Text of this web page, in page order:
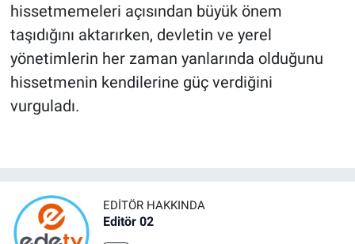
hissetmemeleri açısından büyük önem
taşıdığını aktarırken, devletin ve yerel
yönetimlerin her zaman yanlarında olduğunu
hissetmenin kendilerine güç verdiğini
vurguladı.
EDITÖR HAKKINDA
Editör 02